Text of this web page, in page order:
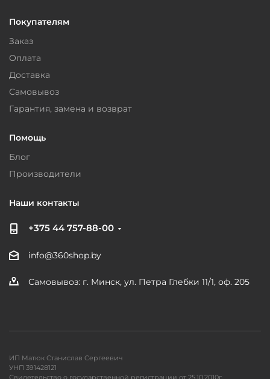
Покупателям
Заказ
Оплата
Доставка
Самовывоз
Гарантия, замена и возврат
Помощь
Блог
Производители
Наши контакты
+375 44 757-88-00
info@360shop.by
Самовывоз: г. Минск, ул. Петра Глебки 11/1, оф. 205
ИП Матюк Станислав Сергеевич
УНП 391428121